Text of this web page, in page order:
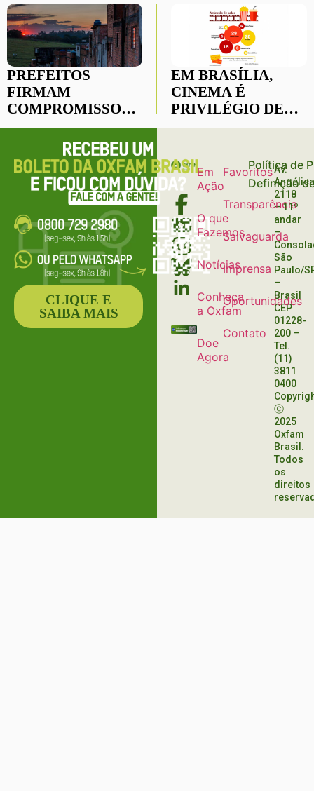
PREFEITOS
FIRMAM
COMPROMISSOS
DE GESTÃO
SUSTENTÁVEL
EM BRASÍLIA,
CINEMA É
PRIVILÉGIO DE
QUEM MORA NO
Em
Ação
O que
Fazemos
Notícias
Conheça
a Oxfam
Doe
Agora
Favoritos
Transparência
Salvaguarda
Imprensa
Oportunidades
Contato
Política de
Definição
Av.
2118
– 11º
andar
–
São
Paulo/
–
Brasil
CEP
01228-
200 –
Tel.
(11)
3811
0400
ⓒ
2025
Oxfam
Brasil.
Todos
os
direitos
CLIQUE E
SAIBA MAIS